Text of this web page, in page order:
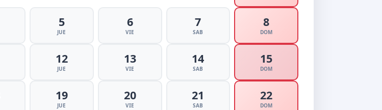
5
JUE
6
VIE
7
SAB
8
DOM
12
JUE
13
VIE
14
SAB
15
DOM
19
JUE
20
VIE
21
SAB
22
DOM